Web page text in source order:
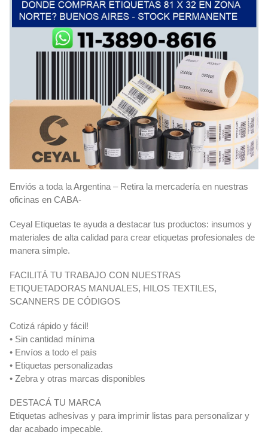
Enviós a toda la Argentina – Retira la mercadería en nuestras
oficinas en CABA-
Ceyal Etiquetas te ayuda a destacar tus productos: insumos y
materiales de alta calidad para crear etiquetas profesionales de
manera simple.
FACILITÁ TU TRABAJO CON NUESTRAS
ETIQUETADORAS MANUALES, HILOS TEXTILES,
SCANNERS DE CÓDIGOS
Cotizá rápido y fácil!
• Sin cantidad mínima
• Envíos a todo el país
• Etiquetas personalizadas
• Zebra y otras marcas disponibles
DESTACÁ TU MARCA
Etiquetas adhesivas y para imprimir listas para personalizar y
dar acabado impecable.